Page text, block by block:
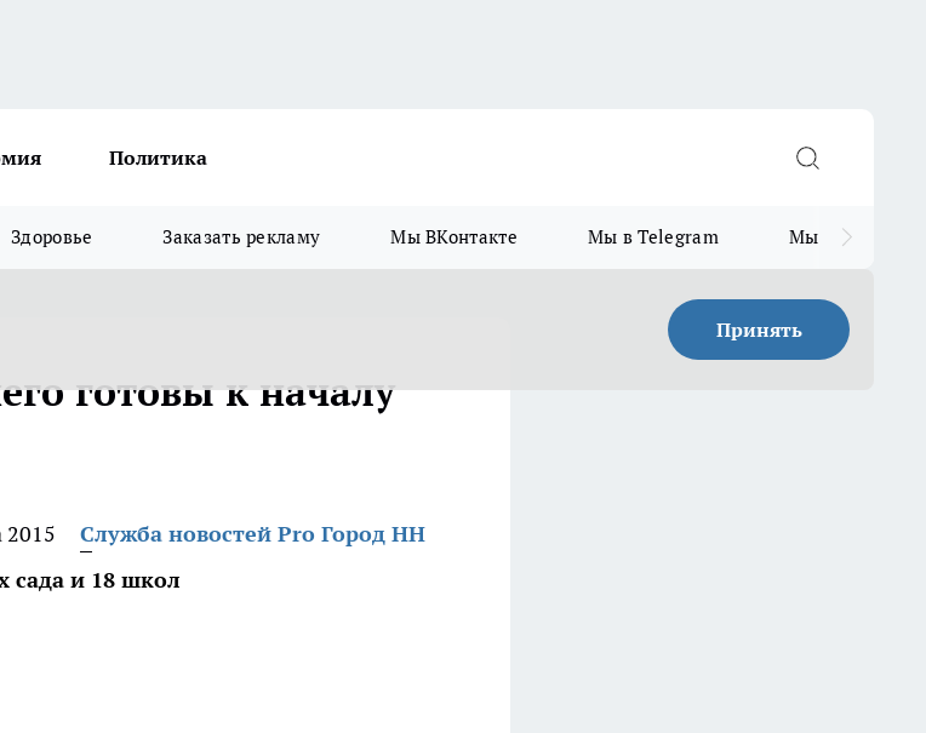
Политика
Здоровье Заказать рекламу Мы ВКонтакте Мы в Telegram Мы в MAX
Принять
готовы к началу
2015
Служба новостей Pro Город НН
сада и 18 школ